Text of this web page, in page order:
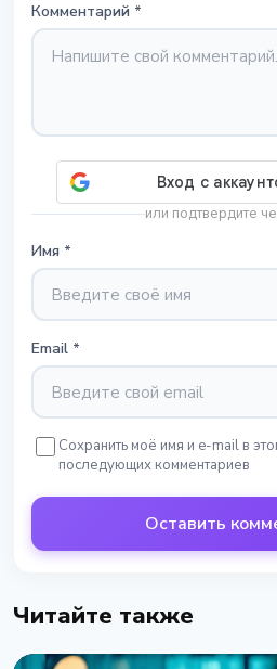
Комментарий *
или подтвердите
Имя *
Email *
Сохранить моё имя и e-mail в
последующих комментариев
Оставить
Читайте также